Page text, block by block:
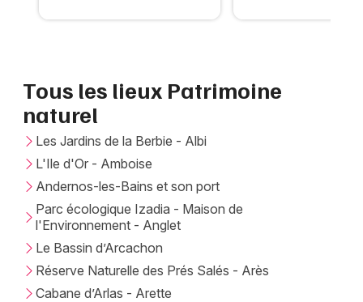
Newsletter des sorties
Actualités
Magazine
Tous les lieux Patrimoine
naturel
Les Jardins de la Berbie - Albi
L'Ile d'Or - Amboise
Andernos-les-Bains et son port
Parc écologique Izadia - Maison de
l'Environnement - Anglet
Le Bassin d’Arcachon
Réserve Naturelle des Prés Salés - Arès
Cabane d’Arlas - Arette